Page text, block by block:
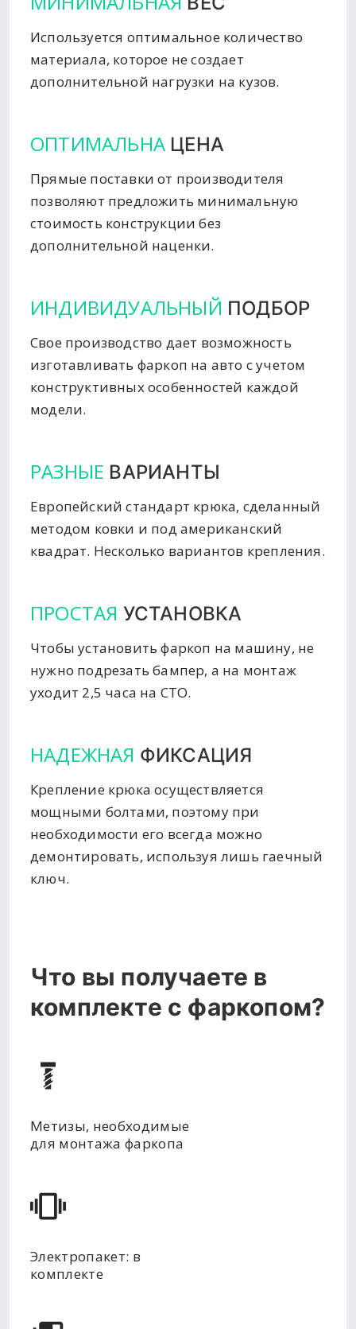
Используется оптимальное количество
материала, которое не создает
дополнительной нагрузки на кузов.
ОПТИМАЛЬНА ЦЕНА
Прямые поставки от производителя
позволяют предложить минимальную
стоимость конструкции без
дополнительной наценки.
ИНДИВИДУАЛЬНЫЙ ПОДБОР
Свое производство дает возможность
изготавливать фаркоп на авто с учетом
конструктивных особенностей каждой
модели.
РАЗНЫЕ ВАРИАНТЫ
Европейский стандарт крюка, сделанный
методом ковки и под американский
квадрат. Несколько вариантов крепления.
ПРОСТАЯ УСТАНОВКА
Чтобы установить фаркоп на машину, не
нужно подрезать бампер, а на монтаж
уходит 2,5 часа на СТО.
НАДЕЖНАЯ ФИКСАЦИЯ
Крепление крюка осуществляется
мощными болтами, поэтому при
необходимости его всегда можно
демонтировать, используя лишь гаечный
ключ.
Что вы получаете в
комплекте с фаркопом?
Метизы, необходимые
для монтажа фаркопа
Электропакет: в
комплекте